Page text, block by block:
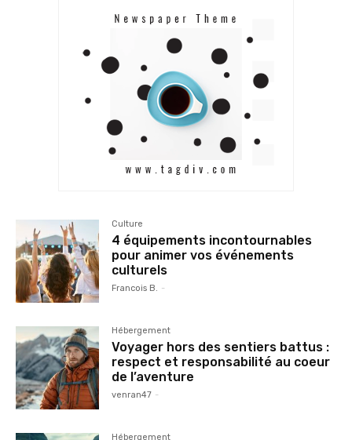
Culture
4 équipements incontournables
pour animer vos événements
culturels
Francois B. -
Hébergement
Voyager hors des sentiers battus :
respect et responsabilité au coeur
de l’aventure
venran47 -
Hébergement